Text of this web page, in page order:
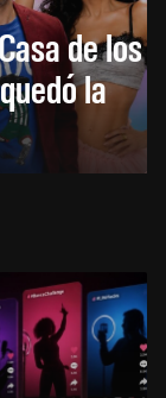
de los
la